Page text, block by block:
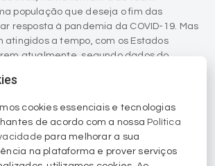
população que deseja o fim das
resposta à pandemia da COVID-19. Mas
atingidos a tempo, com os Estados
atualmente, segundo dados do
e Prevenção de Doenças (CDC) 67% da
de 18 anos vacinada com pelo menos
aproximadamente 157 milhões
estão já totalmente vacinados contra
a 58,1% dos maiores de 18
cookies essenciais e tecnologias
de acordo com a nossa Política
para melhorar a sua
na plataforma e prover serviços